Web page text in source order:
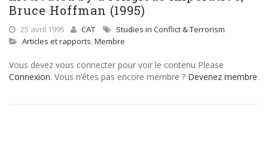
Bruce Hoffman (1995)
25 avril 1995 CAT
Studies in Conflict & Terrorism
Articles et rapports, Membre
Vous devez vous connecter pour voir le contenu Please
Connexion. Vous n’êtes pas encore membre ? Devenez membre